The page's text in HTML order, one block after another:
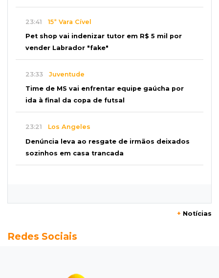
23:41 15ª Vara Cível
Pet shop vai indenizar tutor em R$ 5 mil por
vender Labrador "fake"
23:33 Juventude
Time de MS vai enfrentar equipe gaúcha por
ida à final da copa de futsal
23:21 Los Angeles
Denúncia leva ao resgate de irmãos deixados
sozinhos em casa trancada
formação de ciclone bomba
23:00Ideb
+ Notícias
Redes Sociais